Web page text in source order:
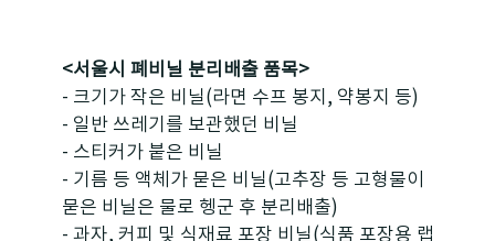
<서울시 폐비닐 분리배출 품목>
- 크기가 작은 비닐(라면 수프 봉지, 약봉지 등)
- 일반 쓰레기를 보관했던 비닐
- 스티커가 붙은 비닐
- 기름 등 액체가 묻은 비닐(고추장 등 고형물이
묻은 비닐은 물로 헹군 후 분리배출)
- 과자, 커피 및 식재료 포장 비닐(식품 포장용 랩